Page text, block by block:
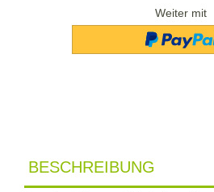
Weiter mit
BESCHREIBUNG